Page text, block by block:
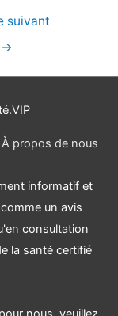
suivant
→
À propos de nous
informatif et
un avis
consultation
la santé certifié